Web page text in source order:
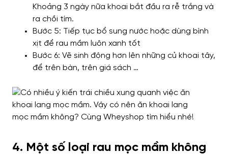
Khoảng 3 ngày nữa khoai bắt đầu ra rễ trắng và
ra chồi tím.
Bước 5: Tiếp tục bổ sung nước hoặc dùng bình
xịt để rau mầm luôn xanh tốt
Bước 6: Vẽ sinh động hơn lên những củ khoai tây,
để trên bàn, trên giá sách …
4. Một số loại rau mọc mầm không